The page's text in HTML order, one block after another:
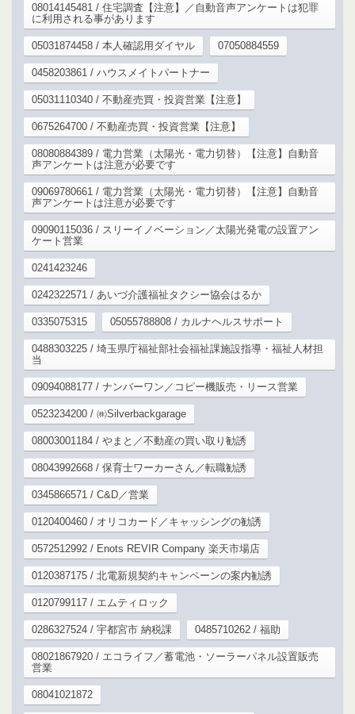
08014145481 / 住宅調査【注意】／自動音声アンケートは犯罪
に利用される事があります
05031874458 / 本人確認用ダイヤル 07050884559
0458203861 / ハウスメイトパートナー
05031110340 / 不動産売買・投資営業【注意】
0675264700 / 不動産売買・投資営業【注意】
08080884389 / 電力営業（太陽光・電力切替）【注意】自動音
声アンケートは注意が必要です
09069780661 / 電力営業（太陽光・電力切替）【注意】自動音
声アンケートは注意が必要です
09090115036 / スリーイノベーション／太陽光発電の設置アン
ケート営業
0241423246
0242322571 / あいづ介護福祉タクシー協会はるか
0335075315 05055788808 / カルナヘルスサポート
0488303225 / 埼玉県庁福祉部社会福祉課施設指導・福祉人材担
当
09094088177 / ナンバーワン／コピー機販売・リース営業
0523234200 / ㈱Silverbackgarage
08003001184 / やまと／不動産の買い取り勧誘
08043992668 / 保育士ワーカーさん／転職勧誘
0345866571 / C&D／営業
0120400460 / オリコカード／キャッシングの勧誘
0572512992 / Enots REVIR Company 楽天市場店
0120387175 / 北電新規契約キャンペーンの案内勧誘
0120799117 / エムティロック
0286327524 / 宇都宮市 納税課 0485710262 / 福助
08021867920 / エコライフ／蓄電池・ソーラーパネル設置販売
営業
08041021872